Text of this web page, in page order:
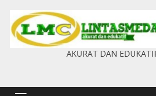
content
AKURAT DAN